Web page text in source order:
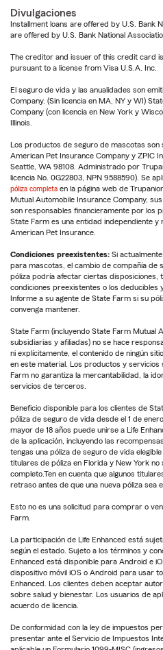
Divulgaciones
Installment loans are offered by U.S. Bank
are offered by U.S. Bank National
The creditor and issuer of this credit card is
pursuant to a license from Visa U.S.A. Inc.
El seguro de vida y las anualidades son
Company. (Sin licencia en MA, NY y WI)
Company (con licencia en New York y
Illinois.
Los productos de seguro de mascotas
American Pet Insurance Company y ZPIC
Seattle, WA 98108. Administrado por
licencia No. 0G22803, NPN 9588590). Se
póliza completa en la página web de
Mutual Automobile Insurance Company,
son responsables financieramente por los
State Farm es una entidad independiente y
American Pet Insurance.
Condiciones preexistentes: Si
para mascotas, el cambio de compañía de
póliza podría afectar ciertas disposiciones,
condiciones preexistentes o los deducibles
Informe a su agente de State Farm si su
convenga mantener.
State Farm (incluyendo State Farm Mutual
subsidiarias y afiliadas) no se hace
ni explícitamente, el contenido de ningún
en este material. Los productos y
Farm no garantiza la mercantabilidad, la
servicios de terceros.
Beneficio disponible para los clientes de
póliza de seguro de vida desde el 1 de
mayor de 18 años puede unirse a Life
de la aplicación, incluyendo las
tengas una póliza de seguro de vida
titulares de póliza en Florida y New York
completo.Ten en cuenta que algunos
retraso antes de que una nueva póliza sea
Esto no es una solicitud para comprar o
Farm.
La participación de Life Enhanced está
según el estado. Sujeto a los términos y
Enhanced está disponible para Android e
dispositivo móvil iOS o Android para usar
Enhanced. Los clientes deben aceptar
sobre salud y bienestar. Los usuarios de
acuerdo de licencia.
De conformidad con la ley de impuestos
presentar ante el Servicio de Impuestos